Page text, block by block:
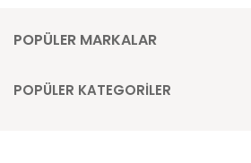
POPÜLER MARKALAR
POPÜLER KATEGORİLER